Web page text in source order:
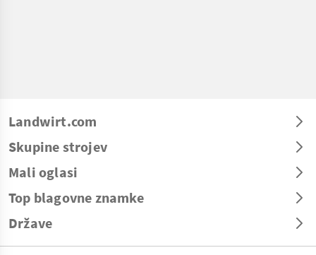
Landwirt.com
Skupine strojev
Mali oglasi
Top blagovne znamke
Države